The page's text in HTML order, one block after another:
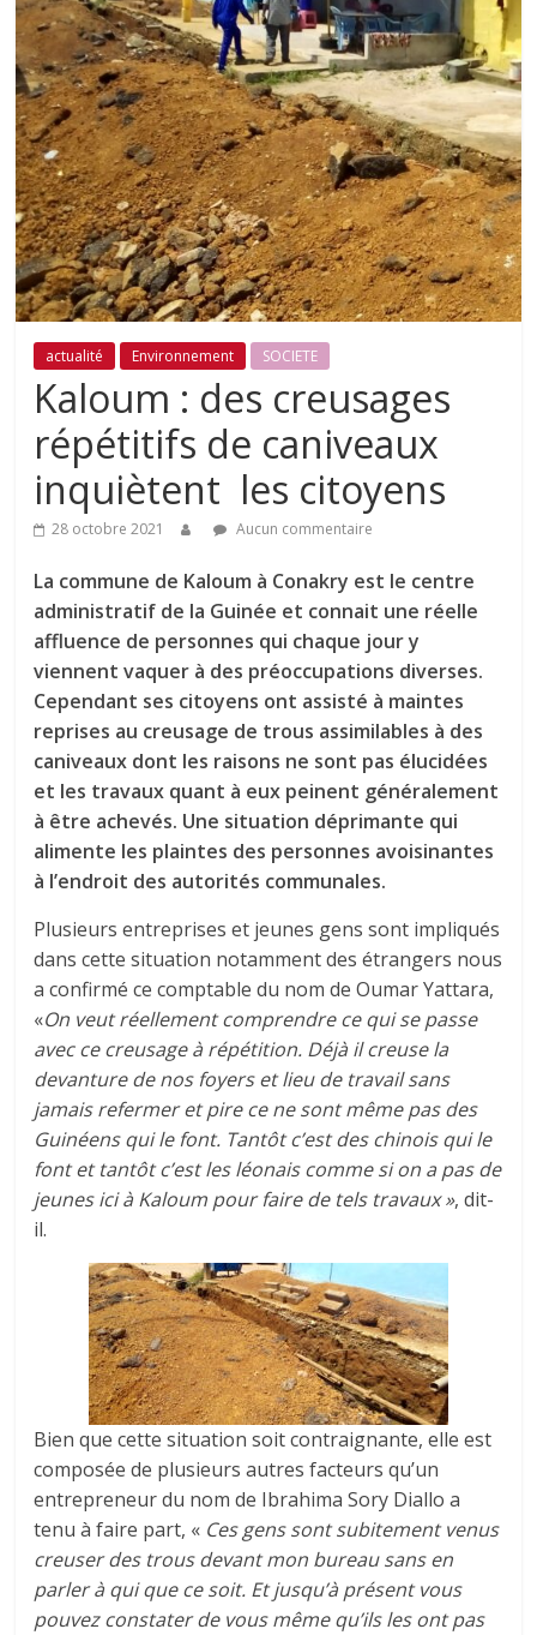
actualité Environnement SOCIETE
Kaloum : des creusages
répétitifs de caniveaux
inquiètent les citoyens
28 octobre 2021 Aucun commentaire
La commune de Kaloum à Conakry est le centre
administratif de la Guinée et connait une réelle
affluence de personnes qui chaque jour y
viennent vaquer à des préoccupations diverses.
Cependant ses citoyens ont assisté à maintes
reprises au creusage de trous assimilables à des
caniveaux dont les raisons ne sont pas élucidées
et les travaux quant à eux peinent généralement
à être achevés. Une situation déprimante qui
alimente les plaintes des personnes avoisinantes
à l’endroit des autorités communales.
Plusieurs entreprises et jeunes gens sont impliqués
dans cette situation notamment des étrangers nous
a confirmé ce comptable du nom de Oumar Yattara,
«On veut réellement comprendre ce qui se passe
avec ce creusage à répétition. Déjà il creuse la
devanture de nos foyers et lieu de travail sans
jamais refermer et pire ce ne sont même pas des
Guinéens qui le font. Tantôt c’est des chinois qui le
font et tantôt c’est les léonais comme si on a pas de
jeunes ici à Kaloum pour faire de tels travaux », dit-
il.
Bien que cette situation soit contraignante, elle est
composée de plusieurs autres facteurs qu’un
entrepreneur du nom de Ibrahima Sory Diallo a
tenu à faire part, « Ces gens sont subitement venus
creuser des trous devant mon bureau sans en
parler à qui que ce soit. Et jusqu’à présent vous
pouvez constater de vous même qu’ils les ont pas